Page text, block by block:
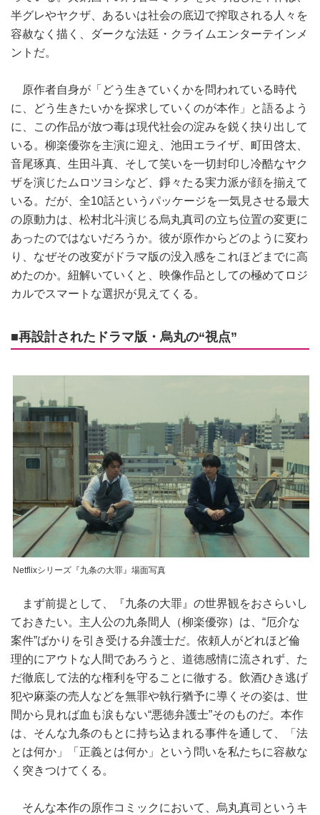
半グレやヤクザ、あるいは社会の底辺で搾取される人々を
容赦なく描く、ダークな法廷・クライムエンターテインメ
ントだ。
原作者自身が「どう生きていくかを問われている時代
に、どう生きたいかを探求していくのが本作」と語るよう
に、この作品が放つ毒は現代社会の淀みを鋭く抉り出して
いる。柳楽優弥を主演に迎え、池田エライザ、町田啓太、
音尾琢真、生田斗真、そして笑いを一切封印し冷酷なヤク
ザを演じたムロツヨシなど、錚々たる実力派が顔を揃えて
いる。だが、全10話というパッケージを一気見させる最大
の原動力は、松村北斗演じる烏丸真司の立ち位置の変更に
あったのではないだろうか。彼が原作からどのように変わ
り、なぜその改変がドラマ版の没入感をこれほどまでに高
めたのか。紐解いていくと、映像作品としての極めてロジ
カルでスマートな選択が見えてくる。
■再設計されたドラマ版・烏丸の“視点”
Netflixシリーズ『九条の大罪』場面写真
まず前提として、『九条の大罪』の世界観をおさらいし
ておきたい。主人公の九条間人（柳楽優弥）は、“厄介な
案件”ばかりを引き受ける弁護士だ。依頼人がどれほど倫
理的にアウトな人間であろうと、道徳感情に流されず、た
だ徹底して法的な権利を守ることに徹する。飲酒ひき逃げ
犯や麻薬の売人などを無罪や執行猶予に導くその姿は、世
間から見れば血も涙もない“悪徳弁護士”そのものだ。本作
は、そんな九条のもとに持ち込まれる事件を通して、「法
とは何か」「正義とは何か」という問いを私たちに容赦な
く突きつけてくる。
そんな本作の原作コミックにおいて、烏丸真司というキ